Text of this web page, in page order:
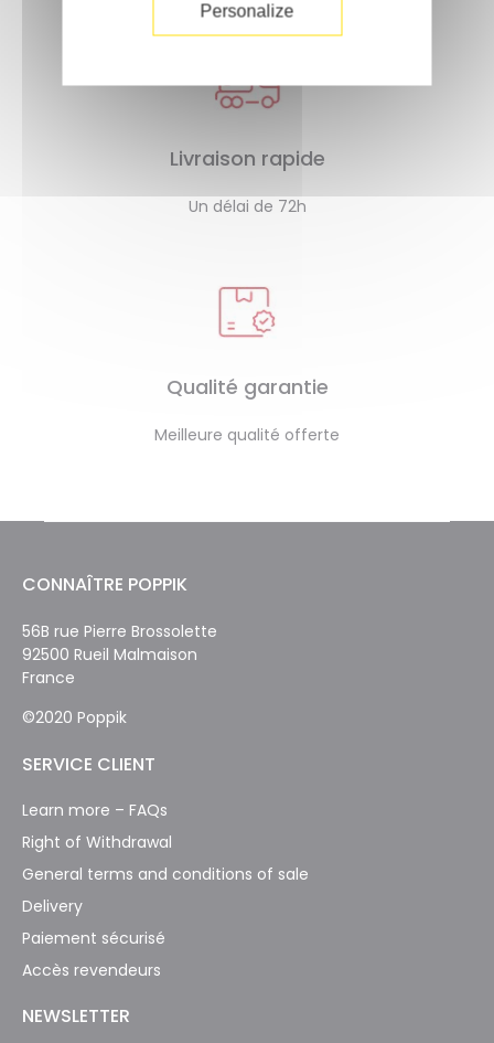
Livraison rapide
Un délai de 72h
Qualité garantie
Meilleure qualité offerte
CONNAÎTRE POPPIK
56B rue Pierre Brossolette
92500 Rueil Malmaison
France
©2020 Poppik
SERVICE CLIENT
Learn more – FAQs
Right of Withdrawal
General terms and conditions of sale
Delivery
Paiement sécurisé
Accès revendeurs
NEWSLETTER
Personalize